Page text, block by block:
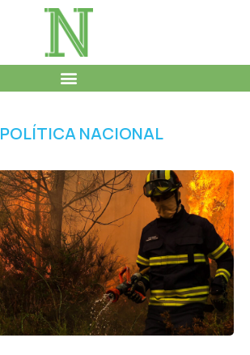
POLÍTICA NACIONAL